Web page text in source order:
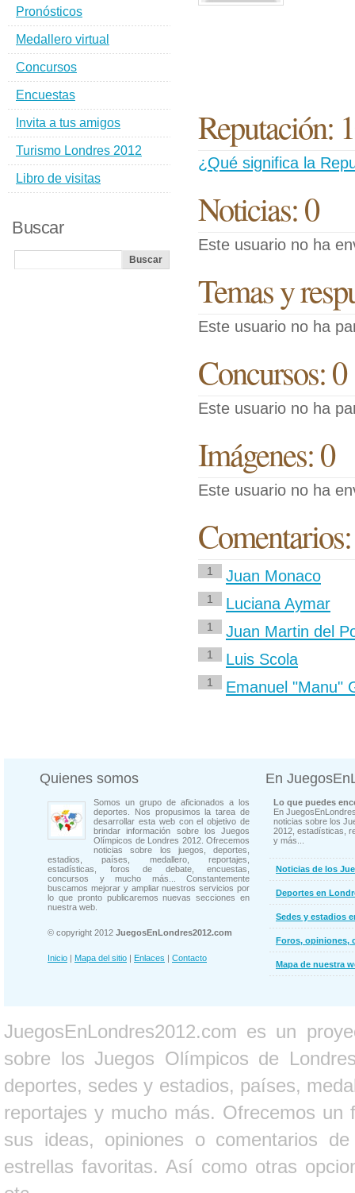
Reputación:
¿Qué significa la
Noticias: 0
Este usuario no ha
Temas y
Este usuario no ha
Concursos: 0
Este usuario no ha
Imágenes: 0
Este usuario no ha
1 Juan Monaco
1 Luciana Aymar
1 Juan Martin del
1 Luis Scola
1 Emanuel "Manu"
Pronósticos
Medallero virtual
Concursos
Encuestas
Invita a tus amigos
Turismo Londres 2012
Libro de visitas
Buscar
Quienes somos
Somos un grupo de aficionados a los
deportes. Nos propusimos la tarea de
desarrollar esta web con el objetivo de
brindar información sobre los Juegos
Olímpicos de Londres 2012. Ofrecemos
noticias sobre los juegos, deportes,
estadios, países, medallero, reportajes,
estadísticas, foros de debate, encuestas,
concursos y mucho más... Constantemente
buscamos mejorar y ampliar nuestros servicios por
lo que pronto publicaremos nuevas secciones en
nuestra web.
© copyright 2012 JuegosEnLondres2012.com
Inicio | Mapa del sitio | Enlaces | Contacto
En
Lo que puedes
En
noticias sobre los
2012, estadísticas,
y más...
Noticias de los
Deportes en
Sedes y estadios
Foros, opiniones,
Mapa de nuestra
JuegosEnLondres2012.com es un
sobre los Juegos Olímpicos de
deportes, sedes y estadios, países,
reportajes y mucho más. Ofrecemos un
sus ideas, opiniones o comentarios
estrellas favoritas. Así como otras